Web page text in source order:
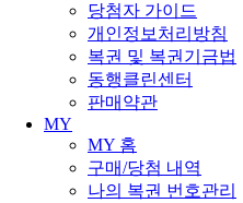
당첨자 가이드
개인정보처리방침
복권 및 복권기금법
동행클린센터
판매약관
MY
MY 홈
구매/당첨 내역
나의 복권 번호관리